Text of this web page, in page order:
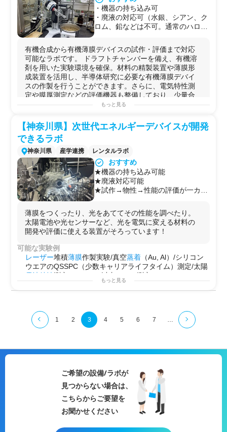
ープも可）
・赤外線サーモグラフィによる発熱部位特定・温度分布
解析
・BMS回路波形解析・絶縁抵抗試験
・長期在庫品の補充電・不活性セルの選別
用途例
・自社充放電装置が稼働中で空きがない場合の利用
・新規事業立ち上げ期に電池評価環境を低コスト・短期
間で確保したい場合
・海外調達した 電池パックの 品質検証
を設計担当者が自分の手で繰り返しながら
を仕上げたい開発チーム
たい場合
・機器の持ち込み可
・廃液の対応可（水銀、シアン、ク
ロム、鉛などは不可。通常のハロゲ
有機合成から有機薄膜デバイスの試作・評価まで対応
可能なラボです。 ドラフトチャンバーを備え、有機溶
剤を用いた実験環境を確保。材料の精製装置や薄膜形
成装置を活用し、半導体研究に必要な有機薄膜デバイ
スの作製を行うことができます。さらに、電気特性測
定や膜厚測定などの評価機器も整備しており、少量合
成か...
可能な実験例
・研究開発向けの有機合成・反応検討
・有機材料の
・スピン コートや蒸着 による有機
・有機合成実験
・有機薄膜デバイスの試作
・電気特性・膜厚などの物性評価
用途例
・開発用途に
・探索研究に
・試作評価に
もっと見る
【神奈川県】次世代エネルギーデバイスが開発
できるラボ
神奈川県 産学連携 レンタルラボ
おすすめ
★機器の持ち込み可能
★廃液対応可能
★試作→物性→性能の評価が一カ所
薄膜をつくったり、光をあててその性能を調べたり。
太陽電池や光センサーなど、光を電気に変える材料の
開発や評価に使える装置がそろっています！
可能な実験例
レーザー堆積薄膜作製実験/真空蒸着 （Au, Al）/シリコン
ウエアのQSSPC（少数キャリアライフタイム）測定/太陽
電池 特性 測定（5×5 cm²以内）/Hall測定
自社でできない“ちょっとした試作”を後押しする場
もっと見る
1 2 3 4 5 6 7 …
ご希望の設備/ラボが
見つからない場合は、
こちらからご要望を
お聞かせください